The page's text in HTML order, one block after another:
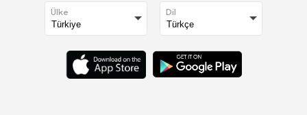
Ülke Dil